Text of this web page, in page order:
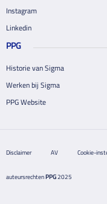
Instagram
Linkedin
PPG
Historie van Sigma
Werken bij Sigma
PPG Website
Disclaimer AV Cookie-
auteursrechtenPPG2025